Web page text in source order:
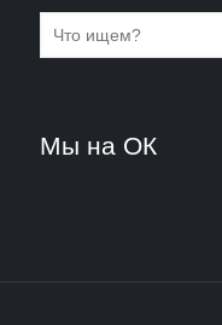
Мы на ОК